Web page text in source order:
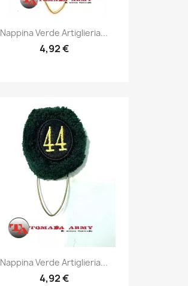
Anteprima
Nappina Verde Artiglieria...
4,92 €
Anteprima
Nappina Verde Artiglieria...
4,92 €